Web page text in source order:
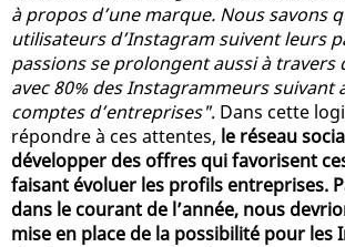
à propos d’une marque. Nous savons
utilisateurs d’Instagram suivent leurs
passions se prolongent aussi à travers
avec 80% des Instagrammeurs suivant
comptes d’entreprises". Dans cette
répondre à ces attentes, le réseau
développer des offres qui favorisent
faisant évoluer les profils entreprises.
dans le courant de l’année, nous
mise en place de la possibilité pour les